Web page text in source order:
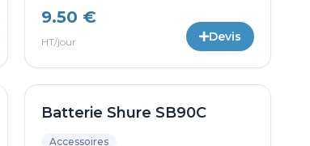
9.50 €
HT/jour Devis
Batterie Shure SB90C
Accessoires